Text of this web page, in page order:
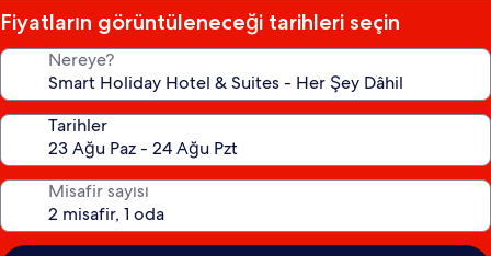
Fiyatların görüntüleneceği tarihleri seçin
Nereye?
Tarihler
Misafir sayısı